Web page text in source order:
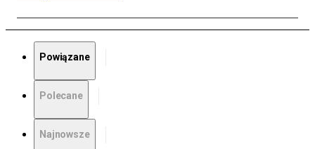
Powiązane
Polecane
Najnowsze